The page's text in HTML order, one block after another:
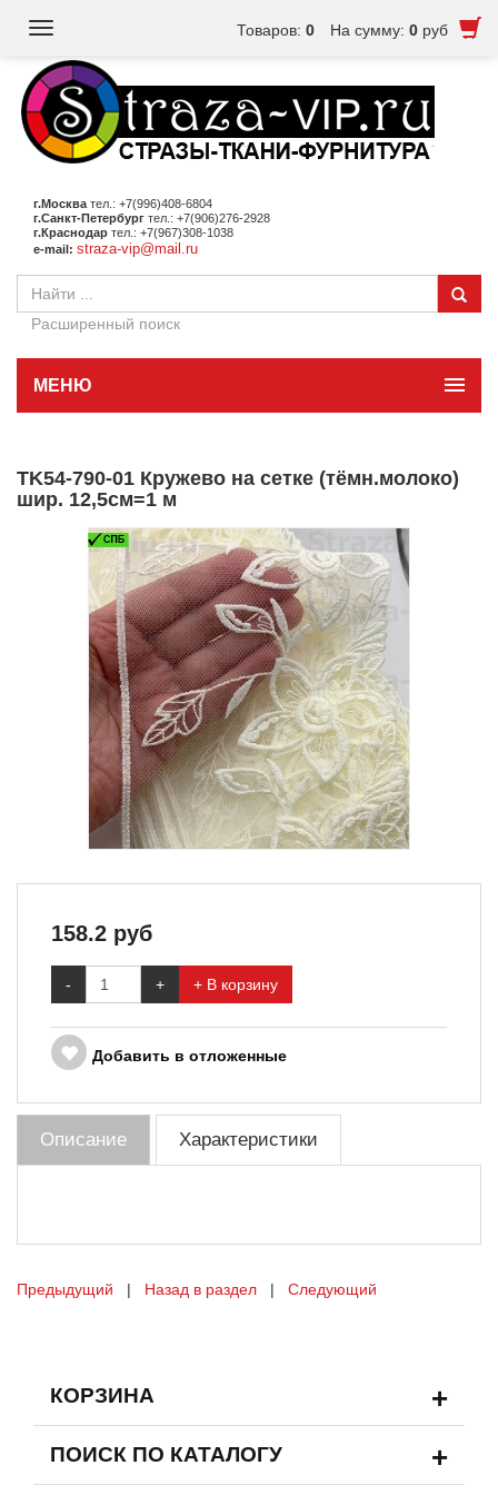
Товаров: 0 На сумму: 0 руб
Toggle
г.Москва тел.: +7(996)408-6804
г.Санкт-Петербург тел.: +7(906)276-2928
г.Краснодар тел.: +7(967)308-1038
e-mail: straza-vip@mail.ru
Расширенный поиск
МЕНЮ
TK54-790-01 Кружево на сетке (тёмн.молоко)
шир. 12,5см=1 м
158.2 руб
- + + В корзину
Добавить в отложенные
Описание Характеристики
Предыдущий | Назад в раздел | Следующий
КОРЗИНА +
ПОИСК ПО КАТАЛОГУ +